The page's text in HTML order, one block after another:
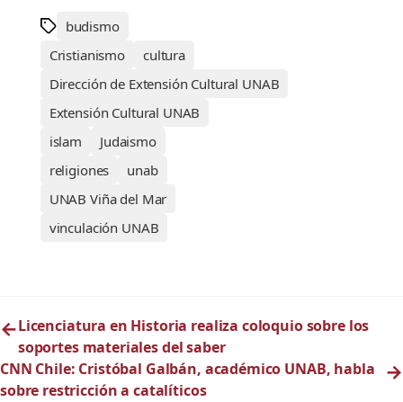
budismo
Cristianismo
cultura
Dirección de Extensión Cultural UNAB
Extensión Cultural UNAB
islam
Judaismo
religiones
unab
UNAB Viña del Mar
vinculación UNAB
←Licenciatura en Historia realiza coloquio sobre los
soportes materiales del saber
CNN Chile: Cristóbal Galbán, académico UNAB, habla
sobre restricción a catalíticos
→